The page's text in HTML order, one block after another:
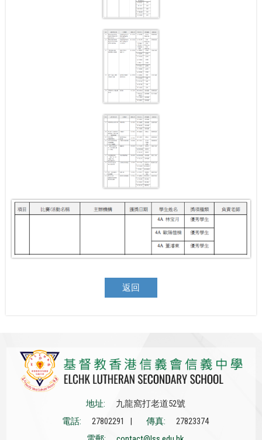
返回
地址:
九龍窩打老道52號
電話:
27802291 | 傳真:
27823374